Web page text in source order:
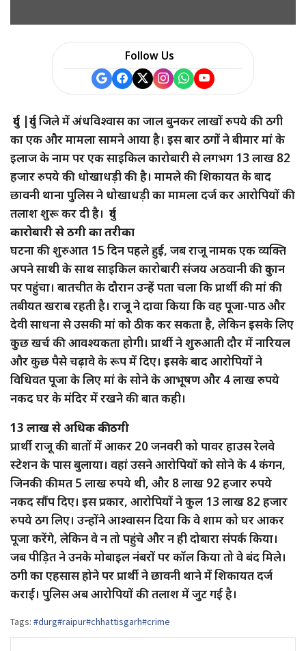
Follow Us
दुर्ग |दुर्ग जिले में अंधविश्वास का जाल बुनकर लाखों रुपये की ठगी
का एक और मामला सामने आया है। इस बार ठगों ने बीमार मां के
इलाज के नाम पर एक साइकिल कारोबारी से लगभग 13 लाख 82
हजार रुपये की धोखाधड़ी की है। मामले की शिकायत के बाद
छावनी थाना पुलिस ने धोखाधड़ी का मामला दर्ज कर आरोपियों की
तलाश शुरू कर दी है। दुर्ग
कारोबारी से ठगी का तरीका
घटना की शुरुआत 15 दिन पहले हुई, जब राजू नामक एक व्यक्ति
अपने साथी के साथ साइकिल कारोबारी संजय अठवानी की दुकान
पर पहुंचा। बातचीत के दौरान उन्हें पता चला कि प्रार्थी की मां की
तबीयत खराब रहती है। राजू ने दावा किया कि वह पूजा-पाठ और
देवी साधना से उसकी मां को ठीक कर सकता है, लेकिन इसके लिए
कुछ खर्च की आवश्यकता होगी। प्रार्थी ने शुरुआती दौर में नारियल
और कुछ पैसे चढ़ावे के रूप में दिए। इसके बाद आरोपियों ने
विधिवत पूजा के लिए मां के सोने के आभूषण और 4 लाख रुपये
नकद घर के मंदिर में रखने की बात कही।
13 लाख से अधिक की ठगी
प्रार्थी राजू की बातों में आकर 20 जनवरी को पावर हाउस रेलवे
स्टेशन के पास बुलाया। वहां उसने आरोपियों को सोने के 4 कंगन,
जिनकी कीमत 5 लाख रुपये थी, और 8 लाख 92 हजार रुपये
नकद सौंप दिए। इस प्रकार, आरोपियों ने कुल 13 लाख 82 हजार
रुपये ठग लिए। उन्होंने आश्वासन दिया कि वे शाम को घर आकर
पूजा करेंगे, लेकिन वे न तो पहुंचे और न ही दोबारा संपर्क किया।
जब पीड़ित ने उनके मोबाइल नंबरों पर कॉल किया तो वे बंद मिले।
ठगी का एहसास होने पर प्रार्थी ने छावनी थाने में शिकायत दर्ज
कराई। पुलिस अब आरोपियों की तलाश में जुट गई है।
Tags: #durg#raipur#chhattisgarh#crime